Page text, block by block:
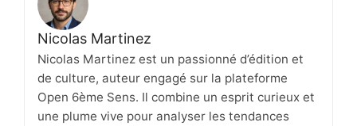
Nicolas Martinez
Nicolas Martinez est un passionné d’édition et
de culture, auteur engagé sur la plateforme
Open 6ème Sens. Il combine un esprit curieux et
une plume vive pour analyser les tendances